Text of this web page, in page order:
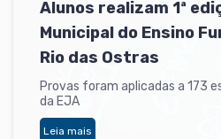
Alunos realizam 1ª
Municipal do Ensino
Rio das Ostras
Provas foram aplicadas a 173
da EJA
Leia mais